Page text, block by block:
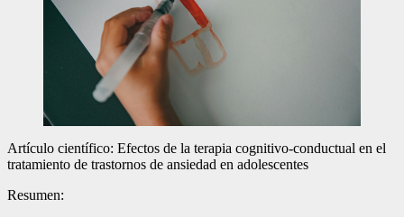
Artículo científico: Efectos de la terapia cognitivo-conductual en el
tratamiento de trastornos de ansiedad en adolescentes
Resumen: